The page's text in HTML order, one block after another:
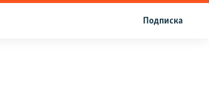
Подписка